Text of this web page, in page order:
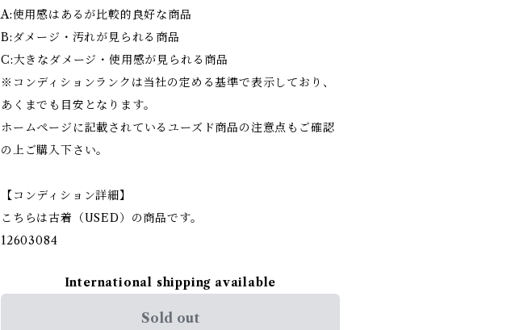
A:使用感はあるが比較的良好な商品
B:ダメージ・汚れが見られる商品
C:大きなダメージ・使用感が見られる商品
※コンディションランクは当社の定める基準で表示しており、
あくまでも目安となります。
ホームページに記載されているユーズド商品の注意点もご確認
の上ご購入下さい。
【コンディション詳細】
こちらは古着（USED）の商品です。
12603084
International shipping available
Sold out